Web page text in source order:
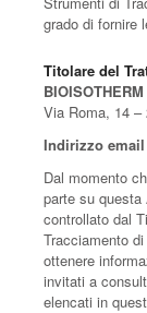
grado di fornire
Titolare del
Via Roma, 14 –
Indirizzo
Dal momento
parte su
controllato dal
Tracciamento
ottenere
invitati a
elencati in